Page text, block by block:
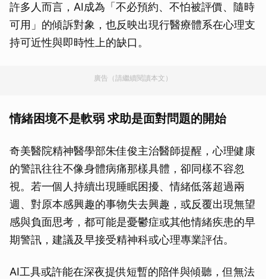
許多人而言，AI成為「不必預約、不怕被評價、隨時
可用」的傾訴對象，也反映出現行醫療體系在心理支
持可近性與即時性上的缺口。
廣告（請繼續閱讀本文）
情緒困境不是軟弱 求助是面對問題的開始
奇美醫院精神醫學部朱佳俊主治醫師提醒，心理健康
的警訊往往不像身體病痛那樣具體，卻同樣不容忽
視。若一個人持續出現睡眠困擾、情緒低落超過兩
週、對原本感興趣的事物失去興趣，或反覆出現無望
感與負面思考，都可能是憂鬱症或其他情緒疾患的早
期警訊，建議及早接受精神科或心理專業評估。
AI工具或許能在深夜提供短暫的陪伴與傾聽，但無法